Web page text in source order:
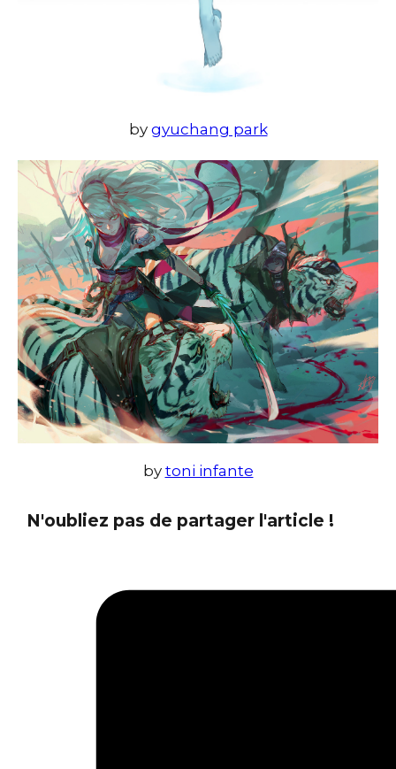
by gyuchang park
by toni infante
N'oubliez pas de partager l'article !